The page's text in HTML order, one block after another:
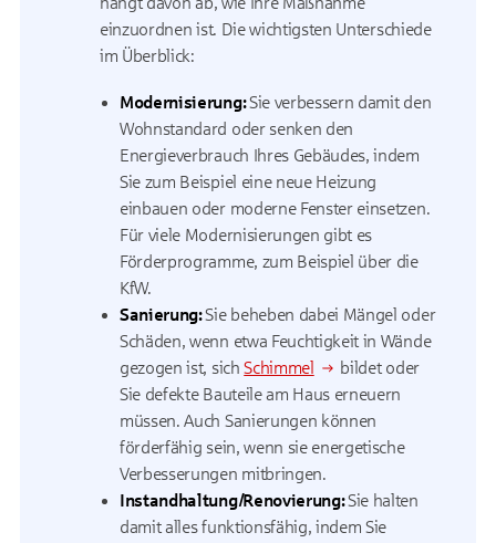
einzuordnen ist. Die wichtigsten Unterschiede
im Überblick:
Modernisierung:Sie verbessern damit den
Wohnstandard oder senken den
Energieverbrauch Ihres Gebäudes, indem
Sie zum Beispiel eine neue Heizung
einbauen oder moderne Fenster einsetzen.
Für viele Modernisierungen gibt es
Förderprogramme, zum Beispiel über die
KfW.
Sanierung:Sie beheben dabei Mängel oder
Schäden, wenn etwa Feuchtigkeit in Wände
gezogen ist, sichSchimmel
bildet oder
Sie defekte Bauteile am Haus erneuern
müssen. Auch Sanierungen können
förderfähig sein, wenn sie energetische
Verbesserungen mitbringen.
Instandhaltung/Renovierung:Sie halten
damit alles funktionsfähig, indem Sie